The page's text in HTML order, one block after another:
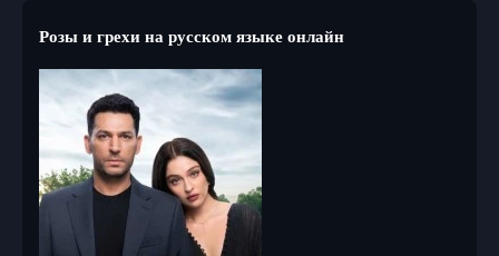
Розы и грехи на русском языке онлайн